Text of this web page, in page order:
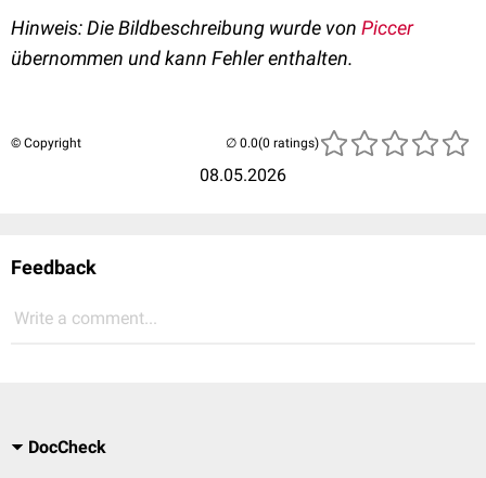
Hinweis: Die Bildbeschreibung wurde von Piccer
übernommen und kann Fehler enthalten.
© Copyright
08.05.2026
(0 ratings)
Feedback
Write a comment...
DocCheck